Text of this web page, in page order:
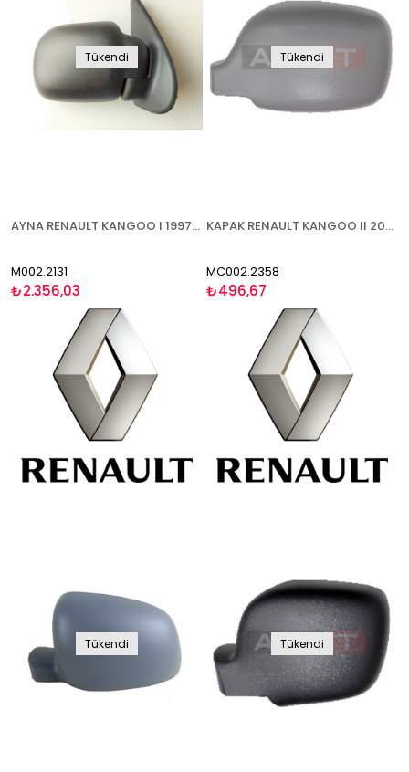
Tükendi
AYNA RENAULT KANGOO I 1997-2003 ELEKTRİKLİ ISITMALI KONVEKS CAM SAĞ
M002.2131
₺2.356,03
Tükendi
KAPAK RENAULT KANGOO II 2003-2007 ASTARLI SOL
MC002.2358
₺496,67
Tükendi Tükendi